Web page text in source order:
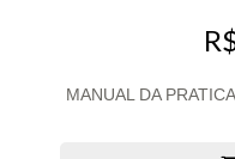
MANUAL DA